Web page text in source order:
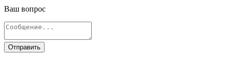
Ваш вопрос
Отправить